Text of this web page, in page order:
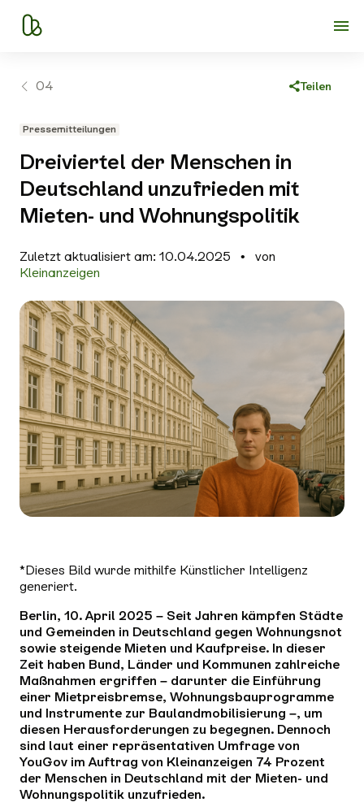
04 Teilen
WhatsApp
Pressemitteilungen
Dreiviertel der Menschen in
Deutschland unzufrieden mit
Mieten- und Wohnungspolitik
Zuletzt aktualisiert am: 10.04.2025
von
Kleinanzeigen
*Dieses Bild wurde mithilfe Künstlicher Intelligenz
generiert.
Berlin, 10. April 2025 – Seit Jahren kämpfen Städte
und Gemeinden in Deutschland gegen Wohnungsnot
sowie steigende Mieten und Kaufpreise. In dieser
Zeit haben Bund, Länder und Kommunen zahlreiche
Maßnahmen ergriffen – darunter die Einführung
einer Mietpreisbremse, Wohnungsbauprogramme
und Instrumente zur Baulandmobilisierung –, um
diesen Herausforderungen zu begegnen. Dennoch
sind laut einer repräsentativen Umfrage von
YouGov im Auftrag von Kleinanzeigen 74 Prozent
der Menschen in Deutschland mit der Mieten- und
Wohnungspolitik unzufrieden.